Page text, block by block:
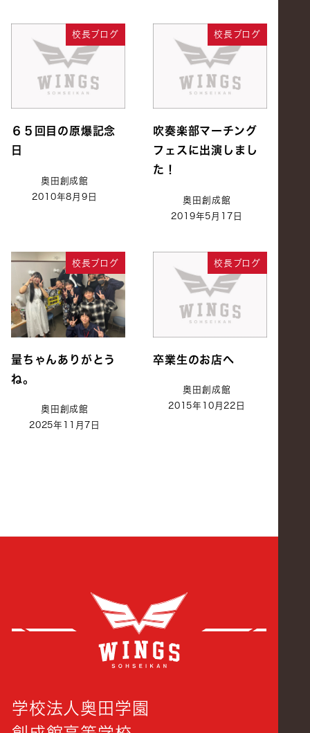
校長ブログ
６５回目の原爆記念
日
奥田創成館
2010年8月9日
校長ブログ
吹奏楽部マーチング
フェスに出演しまし
た！
奥田創成館
2019年5月17日
校長ブログ
量ちゃんありがとう
ね。
奥田創成館
2025年11月7日
校長ブログ
卒業生のお店へ
奥田創成館
2015年10月22日
学校法人奥田学園